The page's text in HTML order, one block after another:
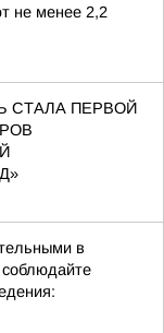
не менее 2,2
СТАЛА ПЕРВОЙ
в